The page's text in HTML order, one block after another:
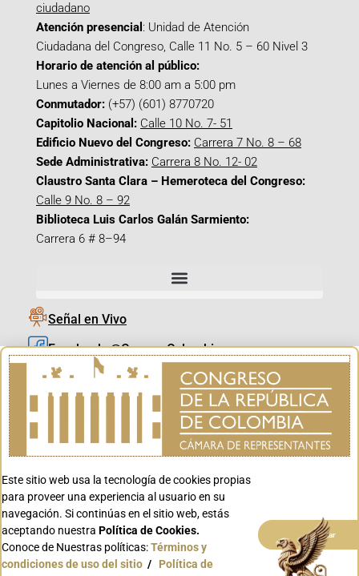
ciudadano
Atención presencial : Unidad de Atención
Ciudadana del Congreso, Calle 11 No. 5 – 60 Nivel 3
Horario de atención al público:
Lunes a Viernes de 8:00 am a 5:00 pm
Conmutador: (+57) (601) 8770720
Capitolio Nacional: Calle 10 No. 7- 51
Edificio Nuevo del Congreso: Carrera 7 No. 8 – 68
Sede Administrativa: Carrera 8 No. 12- 02
Claustro Santa Clara – Hemeroteca del Congreso:
Calle 9 No. 8 – 92
Biblioteca Luis Carlos Galán Sarmiento:
Carrera 6 # 8–94
Señal en Vivo
Facebook_@CamaraColombia
Instagram_@CamaraColombia
X_@CamaraColombia
Youtube_@CamaraColombia
Youtube_@CanalCongreso
Conoce GOV.CO
Este sitio web usa la tecnología de cookies propias
para proveer una experiencia al usuario en su
navegación. Si continúas en el sitio web, estás
aceptando nuestra Política de Cookies.
Conoce de Nuestras políticas:Términos y
condiciones de uso del sitio / Política de
Aceptar